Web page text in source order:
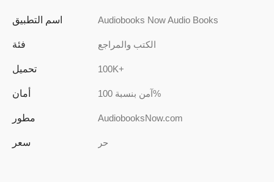
اسم التطبيق Audiobooks Now Audio Books
فئة الكتب والمراجع
تحميل 100K+
أمان آمن بنسبة 100%
مطور AudiobooksNow.com
سعر حر